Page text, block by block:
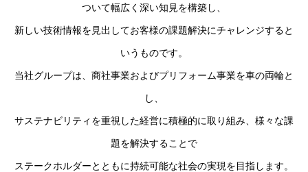
ついて幅広く深い知見を構築し、
新しい技術情報を見出してお客様の課題解決にチャレンジすると
いうものです。
当社グループは、商社事業およびプリフォーム事業を車の両輪と
し、
サステナビリティを重視した経営に積極的に取り組み、様々な課
題を解決することで
ステークホルダーとともに持続可能な社会の実現を目指します。